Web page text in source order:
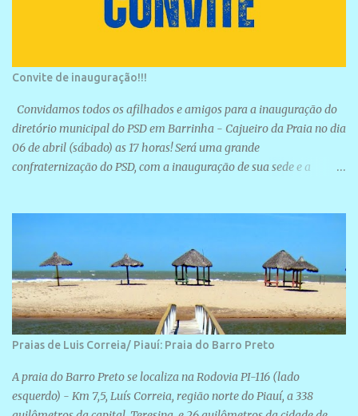
Convite de inauguração!!!
Convidamos todos os afilhados e amigos para a inauguração do
diretório municipal do PSD em Barrinha - Cajueiro da Praia no dia
06 de abril (sábado) as 17 horas! Será uma grande
confraternização do PSD, com a inauguração de sua sede e a
Praias de Luis Correia/ Piauí: Praia do Barro Preto
A praia do Barro Preto se localiza na Rodovia PI-116 (lado
esquerdo) - Km 7,5, Luís Correia, região norte do Piauí, a 338